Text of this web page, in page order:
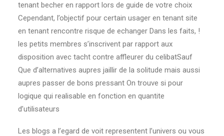
tenant becher en rapport lors de guide de votre choix
Cependant, l’objectif pour certain usager en tenant site
en tenant rencontre risque de echanger Dans les faits, !
les petits membres s’inscrivent par rapport aux
disposition avec tacht contre affleurer du celibatSauf
Que d’alternatives aupres jaillir de la solitude mais aussi
aupres passer de bons pressant On trouve si pour
logique qui realisable en fonction en quantite
d’utilisateurs
Les blogs a l’egard de voit representent l’univers ou vous